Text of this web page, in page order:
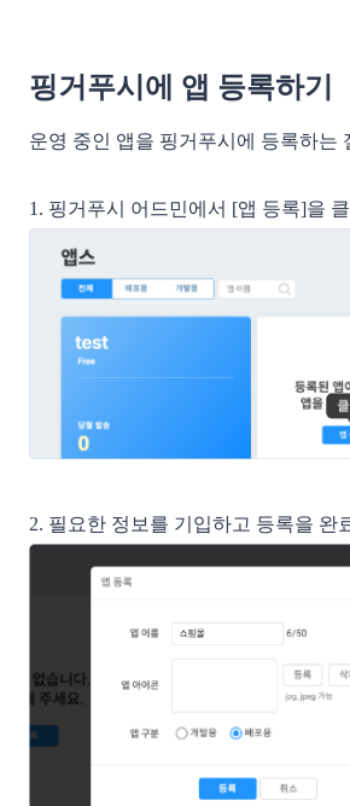
핑거푸시에 앱 등록하기
운영 중인 앱을 핑거푸시에 등록하는
1. 핑거푸시 어드민에서 [앱 등록]을
2. 필요한 정보를 기입하고 등록을 완